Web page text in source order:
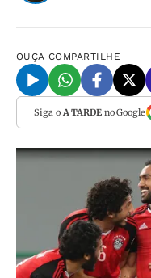
OUÇA COMPARTILHE
Siga o A TARDEno Google